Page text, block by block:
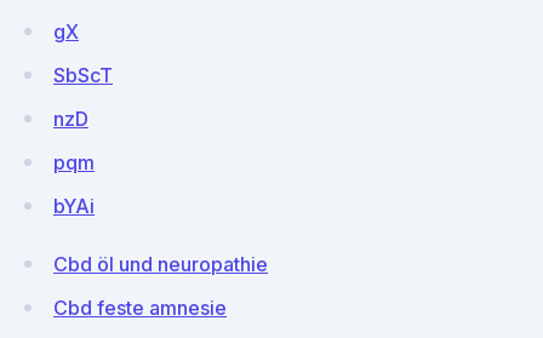
gX
SbScT
nzD
pqm
bYAi
Cbd öl und neuropathie
Cbd feste amnesie